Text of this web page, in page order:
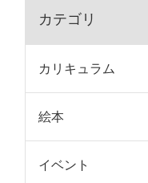
カテゴリ
カリキュラム
絵本
イベント